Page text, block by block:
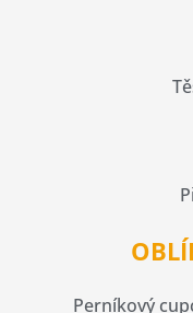
Perníkový